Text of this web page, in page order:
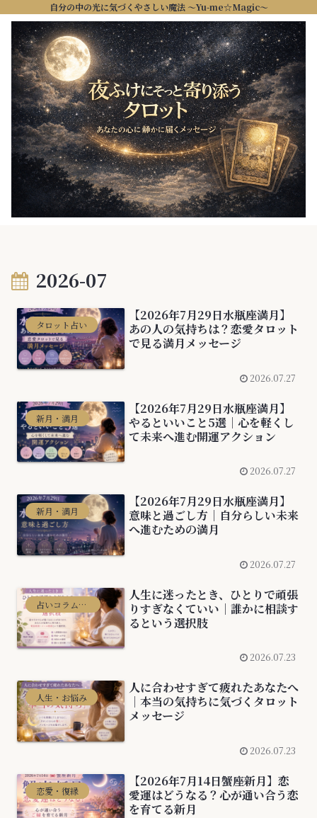
自分の中の光に気づくやさしい魔法 ～Yu-me☆Magic～
2026-07
タロット占い
【2026年7月29日水瓶座満月】
あの人の気持ちは？恋愛タロット
で見る満月メッセージ
2026.07.27
新月・満月
【2026年7月29日水瓶座満月】
やるといいこと5選｜心を軽くし
て未来へ進む開運アクション
2026.07.27
新月・満月
【2026年7月29日水瓶座満月】
意味と過ごし方｜自分らしい未来
へ進むための満月
2026.07.27
占いコラム・比較
人生に迷ったとき、ひとりで頑張
りすぎなくていい｜誰かに相談す
るという選択肢
2026.07.23
人生・お悩み
人に合わせすぎて疲れたあなたへ
｜本当の気持ちに気づくタロット
メッセージ
2026.07.23
恋愛・復縁
【2026年7月14日蟹座新月】恋
愛運はどうなる？心が通い合う恋
を育てる新月